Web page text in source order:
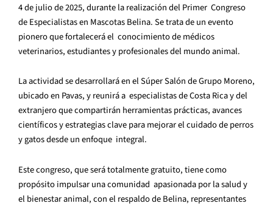
4 de julio de 2025, durante la realización del Primer Congreso
de Especialistas en Mascotas Belina. Se trata de un evento
pionero que fortalecerá el conocimiento de médicos
veterinarios, estudiantes y profesionales del mundo animal.
La actividad se desarrollará en el Súper Salón de Grupo Moreno,
ubicado en Pavas, y reunirá a especialistas de Costa Rica y del
extranjero que compartirán herramientas prácticas, avances
científicos y estrategias clave para mejorar el cuidado de perros
y gatos desde un enfoque integral.
Este congreso, que será totalmente gratuito, tiene como
propósito impulsar una comunidad apasionada por la salud y
el bienestar animal, con el respaldo de Belina, representantes